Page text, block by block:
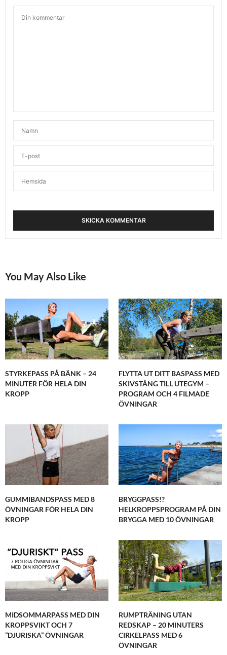
You May Also Like
STYRKEPASS PÅ BÄNK – 24
MINUTER FÖR HELA DIN
KROPP
FLYTTA UT DITT BASPASS MED
SKIVSTÅNG TILL UTEGYM –
PROGRAM OCH 4 FILMADE
ÖVNINGAR
GUMMIBANDSPASS MED 8
ÖVNINGAR FÖR HELA DIN
KROPP
BRYGGPASS!?
HELKROPPSPROGRAM PÅ DIN
BRYGGA MED 10 ÖVNINGAR
MIDSOMMARPASS MED DIN
KROPPSVIKT OCH 7
”DJURISKA” ÖVNINGAR
RUMPTRÄNING UTAN
REDSKAP – 20 MINUTERS
CIRKELPASS MED 6
ÖVNINGAR